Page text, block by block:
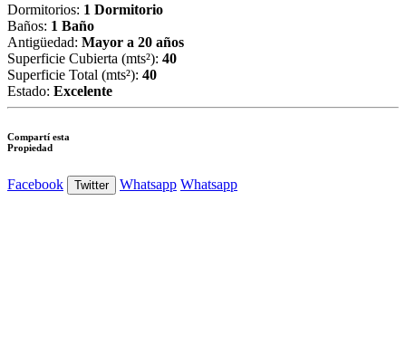
Dormitorios: 1 Dormitorio
Baños: 1 Baño
Antigüedad: Mayor a 20 años
Superficie Cubierta (mts²): 40
Superficie Total (mts²): 40
Estado: Excelente
Compartí esta
Propiedad
Facebook Twitter Whatsapp Whatsapp